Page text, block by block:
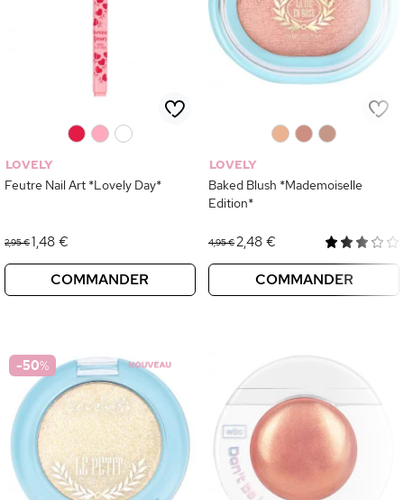
LOVELY
Feutre Nail Art *Lovely Day*
2,95 €1,48 €
COMMANDER
LOVELY
Baked Blush *Mademoiselle
Edition*
4,95 €2,48 €
COMMANDER
-50%